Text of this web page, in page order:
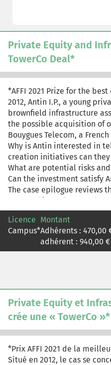
Private Equity and
TowerCo Deal*
*AFFI 2021 Prize for the
2012, Antin I.P., a young
brownfield infrastructure
the possible acquisition of
Bouygues Telecom, a
Why is Antin interested in
creation initiatives can
What are potential risks
Can the investment satisfy
The case epilogue reviews
occurred in early 2013, the
implemented during
(2013-2016) and its eventual
Licence
Campus*
Montant
Adhérents : 470,00
adhérent : 940,00
Private Equity et
crée une « TowerCo »*
*Prix AFFI 2021 de la
Situé en 2012, le cas se